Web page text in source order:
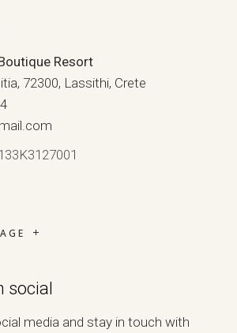
Resort
72300, Lassithi, Crete
social
media and stay in touch with